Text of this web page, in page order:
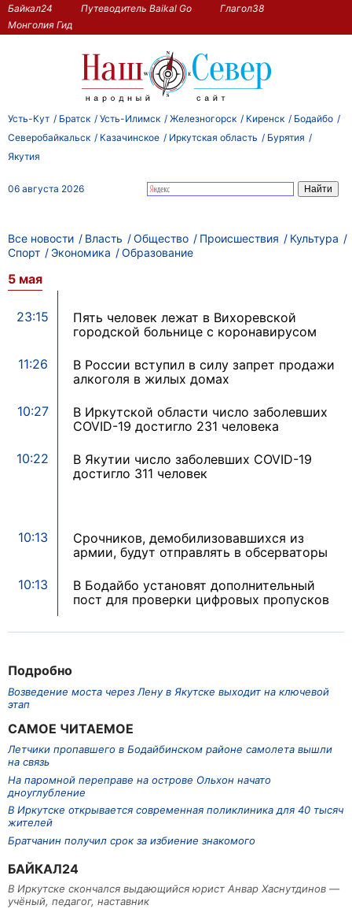
Байкал24 Путеводитель Baikal Go
Глагол38
Монголия Гид
Усть-Кут Братск Усть-Илимск Железногорск Киренск
Бодайбо
Северобайкальск
Казачинское Иркутская область
Бурятия
Якутия
06 августа 2026
Подробно
Возведение моста через Лену в Якутске выходит на ключевой
этап
САМОЕ ЧИТАЕМОЕ
Летчики пропавшего в Бодайбинском районе самолета вышли
на связь
На паромной переправе на острове Ольхон начато
дноуглубление
В Иркутске открывается современная поликлиника для 40 тысяч
жителей
Братчанин получил срок за избиение знакомого
БАЙКАЛ24
В Иркутске скончался выдающийся юрист Анвар Хаснутдинов —
учёный, педагог, наставник
Все новости Власть Общество Происшествия
Культура
Спорт
Экономика Образование
5 мая
23:15
Пять человек лежат в Вихоревской
городской больнице с коронавирусом
11:26
В России вступил в силу запрет продажи
алкоголя в жилых домах
10:27
В Иркутской области число заболевших
COVID-19 достигло 231 человека
10:22
В Якутии число заболевших COVID-19
достигло 311 человек
10:13
Срочников, демобилизовавшихся из
армии, будут отправлять в обсерваторы
10:13
В Бодайбо установят дополнительный
пост для проверки цифровых пропусков